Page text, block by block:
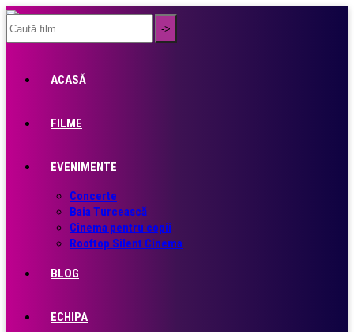
ACASĂ
FILME
EVENIMENTE
Concerte
Baia Turcească
Cinema pentru copii
Rooftop Silent Cinema
BLOG
ECHIPA